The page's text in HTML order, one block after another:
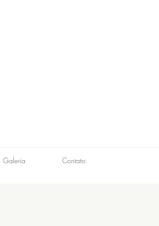
Galeria Contato